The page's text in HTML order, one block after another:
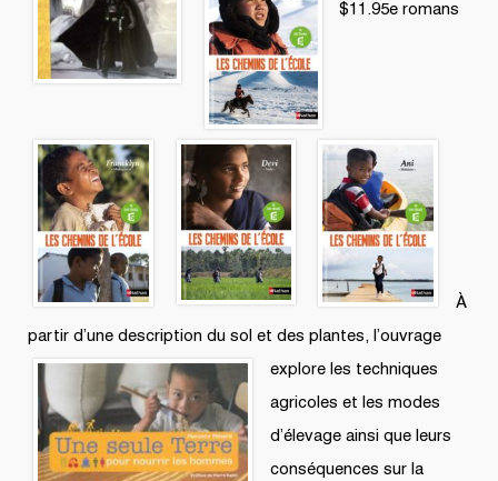
$11.95e romans
À
partir d’une description du sol et des plantes, l’ouvrage
explore les techniques
agricoles et les modes
d’élevage ainsi que leurs
conséquences sur la